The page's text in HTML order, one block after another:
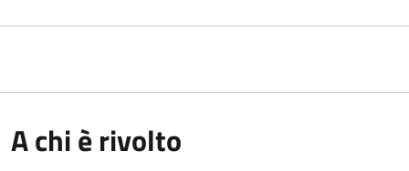
A chi è rivolto